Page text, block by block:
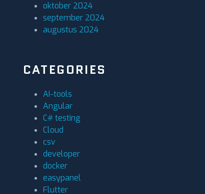
oktober 2024
september 2024
augustus 2024
CATEGORIES
AI-tools
Angular
C# testing
Cloud
csv
developer
docker
easypanel
Flutter